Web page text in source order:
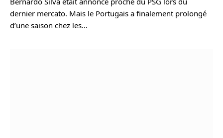
dernier mercato. Mais le Portugais a finalement prolongé
d’une saison chez les…